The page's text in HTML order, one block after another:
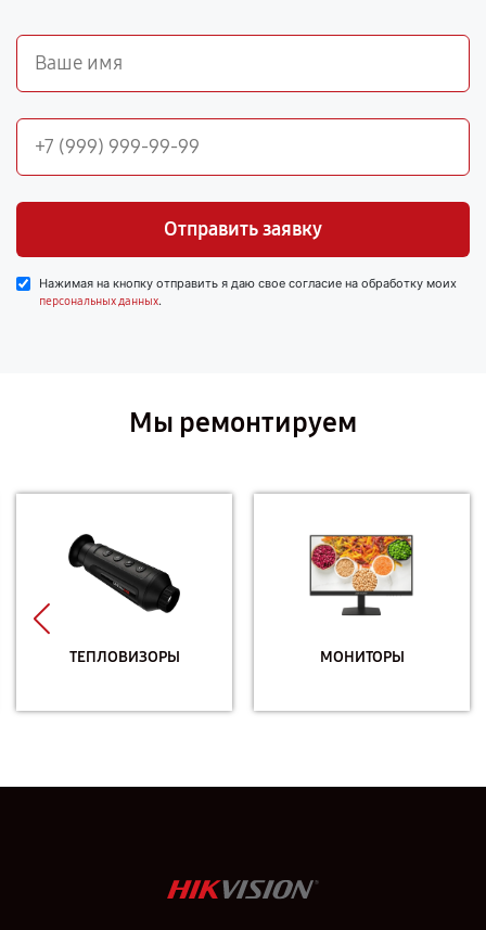
Отправить заявку
Нажимая на кнопку отправить я даю свое согласие на обработку моих
персональных данных.
Мы ремонтируем
ТЕПЛОВИЗОРЫ МОНИТОРЫ